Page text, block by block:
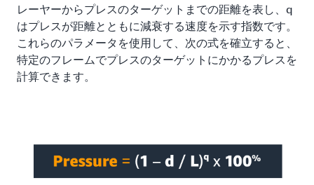
レーヤーからプレスのターゲットまでの距離を表し、q
はプレスが距離とともに減衰する速度を示す指数です。
これらのパラメータを使用して、次の式を確立すると、
特定のフレームでプレスのターゲットにかかるプレスを
計算できます。